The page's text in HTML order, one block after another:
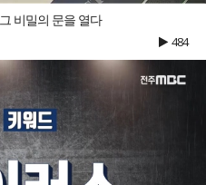
비밀의 문을 열다
484